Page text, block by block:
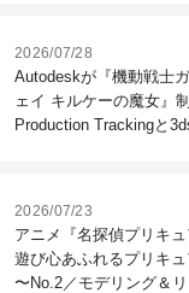
2026/07/28
Autodeskが『機動戦士
ェイ キルケーの魔女』
Production Trackingと
2026/07/23
アニメ『名探偵プリキ
遊び心あふれるプリキ
〜No.2／モデリング＆